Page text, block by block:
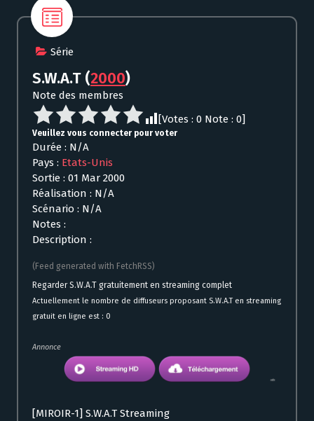
Série
S.W.A.T (2000)
Note des membres
[Votes : 0 Note : 0]
Veuillez vous connecter pour voter
Durée : N/A
Pays : Etats-Unis
Sortie : 01 Mar 2000
Réalisation : N/A
Scénario : N/A
Notes :
Description :
(Feed generated with FetchRSS)
Regarder S.W.A.T gratuitement en streaming complet
Actuellement le nombre de diffuseurs proposant S.W.A.T en streaming
gratuit en ligne est : 0
Annonce
[MIROIR-1] S.W.A.T Streaming